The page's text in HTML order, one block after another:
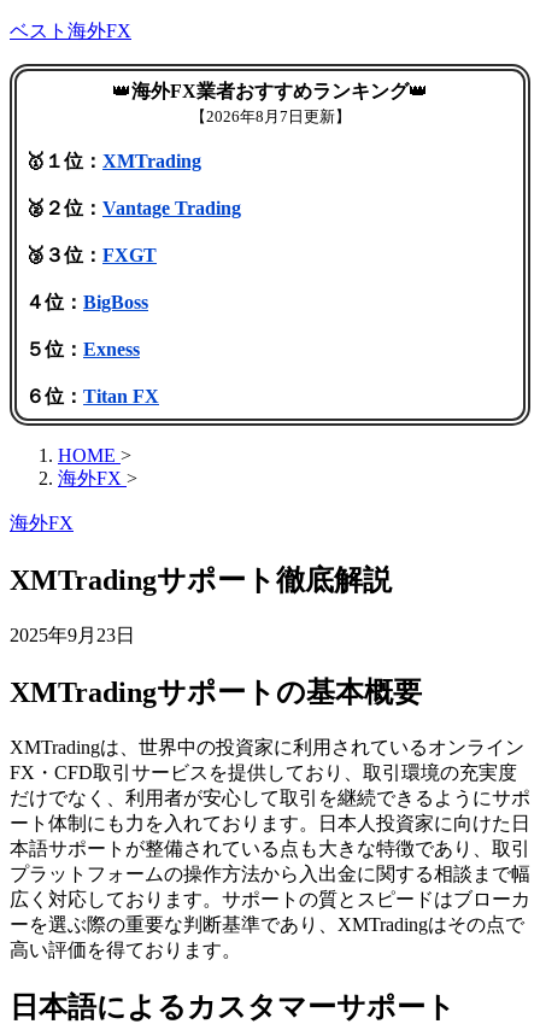
ベスト海外FX
👑海外FX業者おすすめランキング👑
【2026年8月7日更新】
🥇１位： XMTrading
🥈２位： Vantage Trading
🥉３位： FXGT
４位： BigBoss
５位： Exness
６位： Titan FX
HOME >
海外FX >
海外FX
XMTradingサポート徹底解説
2025年9月23日
XMTradingサポートの基本概要
XMTradingは、世界中の投資家に利用されているオンライン
FX・CFD取引サービスを提供しており、取引環境の充実度
だけでなく、利用者が安心して取引を継続できるようにサポ
ート体制にも力を入れております。日本人投資家に向けた日
本語サポートが整備されている点も大きな特徴であり、取引
プラットフォームの操作方法から入出金に関する相談まで幅
広く対応しております。サポートの質とスピードはブローカ
ーを選ぶ際の重要な判断基準であり、XMTradingはその点で
高い評価を得ております。
日本語によるカスタマーサポート